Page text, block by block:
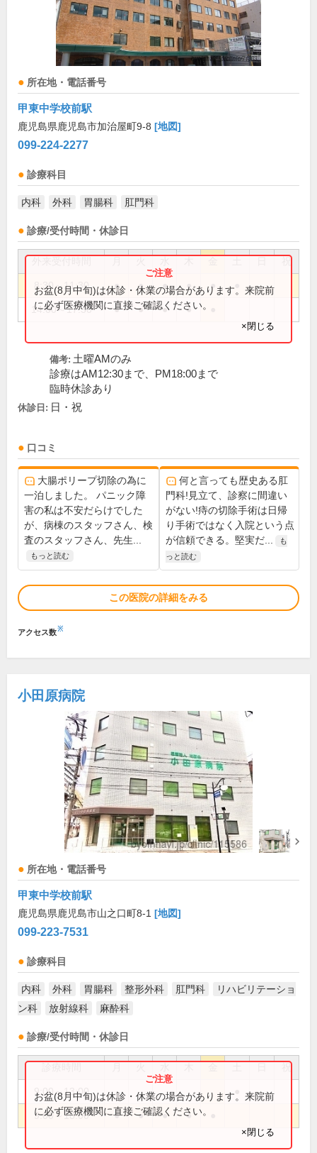
所在地・電話番号
甲東中学校前駅
鹿児島県鹿児島市加治屋町9-8 [地図]
099-224-2277
診療科目
内科 外科 胃腸科 肛門科
診療/受付時間・休診日
祝
8:30～11:30 ● ● ● ● ●
14:00～17:30 ● ● ● ●
お盆(8月中旬)は休診・休業の場合があります。来院前
に必ず医療機関に直接ご確認ください。
×閉じる
備考: 土曜AMのみ
診療はAM12:30まで、PM18:00まで
臨時休診あり
休診日: 日・祝
口コミ
大腸ポリープ切除の為に
一泊しました。 パニック障
害の私は不安だらけでした
が、病棟のスタッフさん、検
査のスタッフさん、先生...
もっと読む
何と言っても歴史ある肛
門科!見立て、診察に間違い
がない!痔の切除手術は日帰
り手術ではなく入院という点
が信頼できる。堅実だ...
も
っと読む
この医院の詳細をみる
アクセス数※
小田原病院
所在地・電話番号
甲東中学校前駅
鹿児島県鹿児島市山之口町8-1 [地図]
099-223-7531
診療科目
内科 外科 胃腸科 整形外科 肛門科
リハビリテーショ
ン科
放射線科 麻酔科
診療/受付時間・休診日
祝
9:00～13:00
9:00～18:00 ● ● ● ●
お盆(8月中旬)は休診・休業の場合があります。来院前
に必ず医療機関に直接ご確認ください。
×閉じる